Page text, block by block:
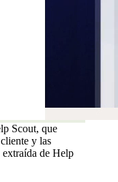
Scout, que
y las
extraída de Help